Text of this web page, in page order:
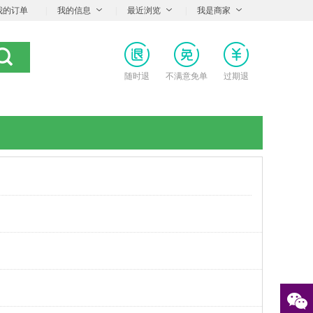
的订单 我的信息 最近浏览 我是商家
随时退 不满意免单 过期退